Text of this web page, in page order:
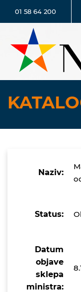
01 58 64 200
Naziv:
Status:
Datum
objave
sklepa
ministra: